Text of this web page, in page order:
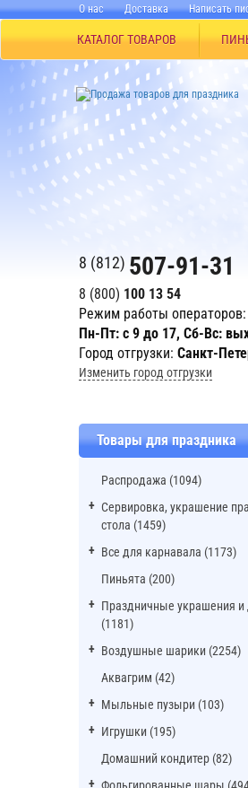
О нас Доставка Написать
КАТАЛОГ ТОВАРОВ
8 (812) 507-91-31
8 (800) 100 13 54
Режим работы операторов:
Пн-Пт: с 9 до 17, Сб-Вс:
Город отгрузки: Санкт-
Изменить город отгрузки
Товары для праздника
Распродажа (1094)
Сервировка, украшение
стола (1459)
Все для карнавала (1173)
Пиньята (200)
Праздничные украшения и
(1181)
Воздушные шарики (2254)
Аквагрим (42)
Мыльные пузыри (103)
Игрушки (195)
Домашний кондитер (82)